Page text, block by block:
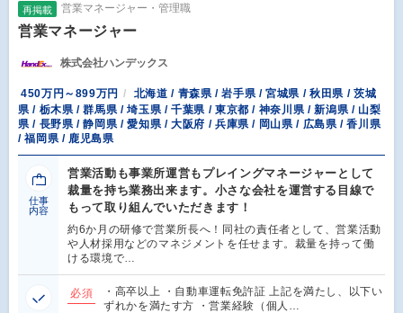
再掲載 営業マネージャー・管理職
営業マネージャー
株式会社ハンデックス
450万円～899万円
北海道 / 青森県 / 岩手県 / 宮城県 / 秋田県 / 茨城
県 / 栃木県 / 群馬県 / 埼玉県 / 千葉県 / 東京都 / 神奈川県 / 新潟県 / 山梨
県 / 長野県 / 静岡県 / 愛知県 / 大阪府 / 兵庫県 / 岡山県 / 広島県 / 香川県
/ 福岡県 / 鹿児島県
仕事
内容
営業活動も事業所運営もプレイングマネージャーとして
裁量を持ち業務出来ます。小さな会社を運営する目線で
もって取り組んでいただきます！
約6か月の研修で営業所長へ！同社の責任者として、営業活動
や人材採用などのマネジメントを任せます。裁量を持って働
ける環境で…
必須
・高卒以上 ・自動車運転免許証 上記を満たし、以下い
ずれかを満たす方 ・営業経験（個人…